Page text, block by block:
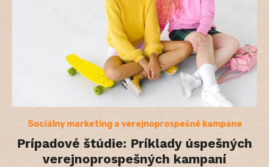
Sociálny marketing a verejnoprospešné kampane
Prípadové štúdie: Príklady úspešných
verejnoprospešných kampaní